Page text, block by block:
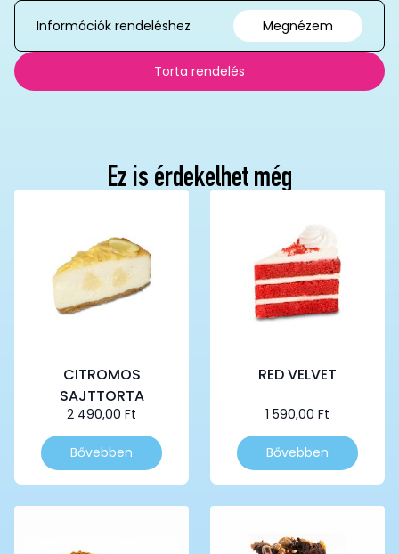
Információk rendeléshez
Megnézem
Torta rendelés
Ez is érdekelhet még
CITROMOS
SAJTTORTA
2 490,00 Ft
Bővebben
RED VELVET
1 590,00 Ft
Bővebben